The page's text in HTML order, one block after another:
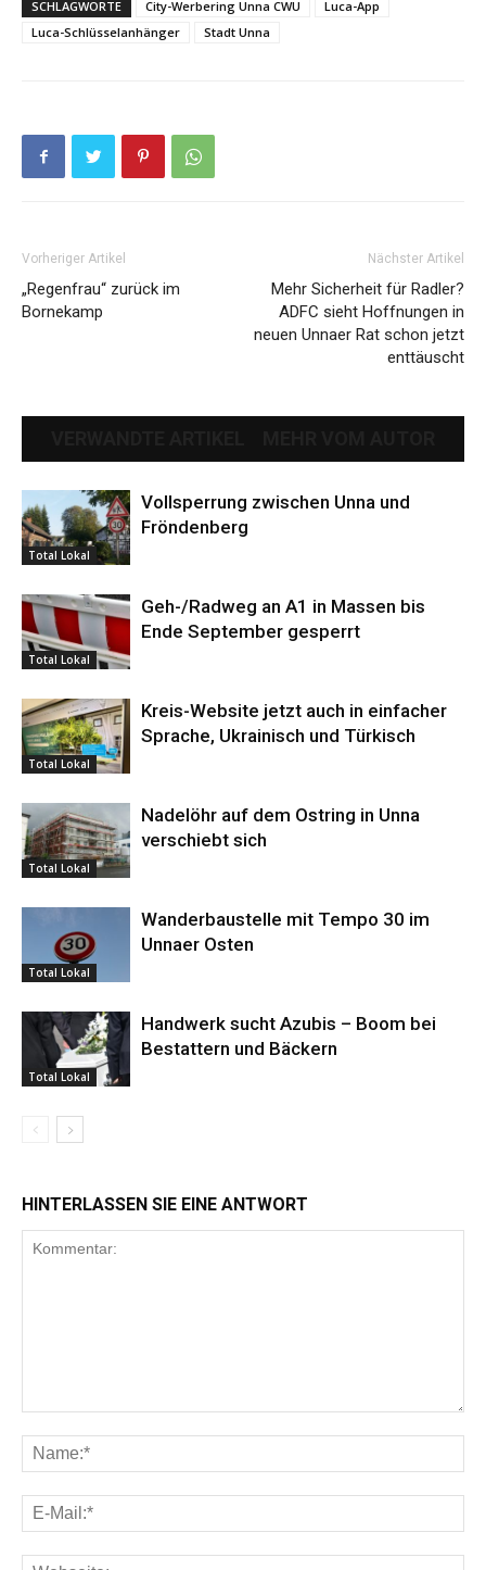
SCHLAGWORTE City-Werbering Unna CWU
Luca-App
Luca-Schlüsselanhänger
Stadt Unna
Vorheriger Artikel
„Regenfrau“ zurück im
Bornekamp
Nächster Artikel
Mehr Sicherheit für Radler?
ADFC sieht Hoffnungen in
neuen Unnaer Rat schon jetzt
enttäuscht
Total Lokal
Vollsperrung zwischen Unna und
Fröndenberg
Total Lokal
Geh-/Radweg an A1 in Massen bis
Ende September gesperrt
Total Lokal
Kreis-Website jetzt auch in einfacher
Sprache, Ukrainisch und Türkisch
Total Lokal
Nadelöhr auf dem Ostring in Unna
verschiebt sich
Total Lokal
Wanderbaustelle mit Tempo 30 im
Unnaer Osten
Total Lokal
Handwerk sucht Azubis – Boom bei
Bestattern und Bäckern
HINTERLASSEN SIE EINE ANTWORT